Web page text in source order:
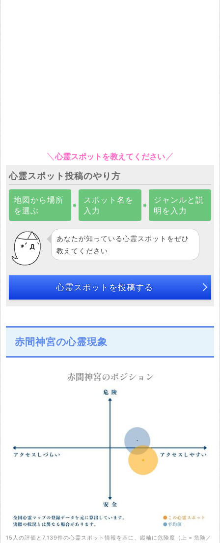
心霊スポットを教えてください
心霊スポット投稿のやり方
地図から場所
を選ぶ
➧
スポット名を
入力
➧
ジャンルと説
明を入力
あなたが知っている心霊スポットをぜひ
教えてください
心霊スポットを投稿する
赤間神宮の心霊現象
15人の評価と7,139件の心霊スポット情報を基に、縦軸に危険度（上 = 危険／